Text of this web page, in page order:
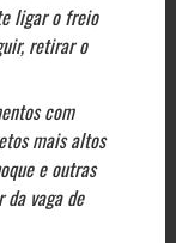
ligar o freio
retirar o
com
mais altos
e outras
vaga de